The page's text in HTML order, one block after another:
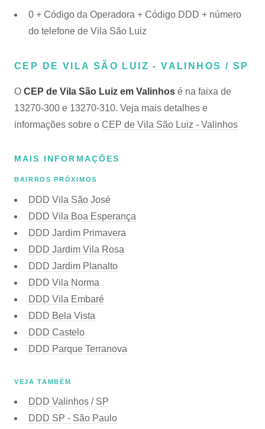
0 + Código da Operadora + Código DDD + número
do telefone de Vila São Luiz
CEP DE VILA SÃO LUIZ - VALINHOS / SP
O CEP de Vila São Luiz em Valinhos é na faixa de
13270-300 e 13270-310. Veja mais detalhes e
informações sobre o CEP de Vila São Luiz - Valinhos
MAIS INFORMAÇÕES
BAIRROS PRÓXIMOS
DDD Vila São José
DDD Vila Boa Esperança
DDD Jardim Primavera
DDD Jardim Vila Rosa
DDD Jardim Planalto
DDD Vila Norma
DDD Vila Embaré
DDD Bela Vista
DDD Castelo
DDD Parque Terranova
VEJA TAMBÉM
DDD Valinhos / SP
DDD SP - São Paulo